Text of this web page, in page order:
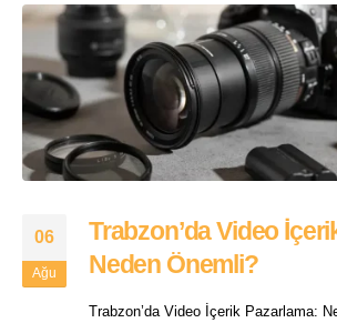
06
Ağu
Trabzon’da Video
Neden Önemli?
Trabzon’da Video İçerik Pazarlama: